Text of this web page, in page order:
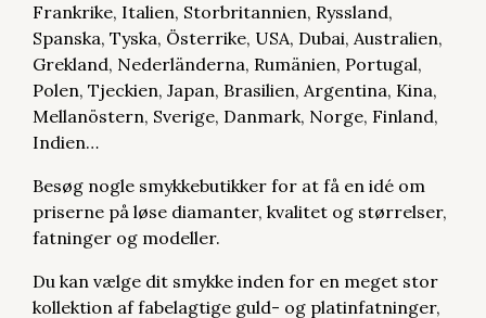
Frankrike, Italien, Storbritannien, Ryssland,
Spanska, Tyska, Österrike, USA, Dubai, Australien,
Grekland, Nederländerna, Rumänien, Portugal,
Polen, Tjeckien, Japan, Brasilien, Argentina, Kina,
Mellanöstern, Sverige, Danmark, Norge, Finland,
Indien…
Besøg nogle smykkebutikker for at få en idé om
priserne på løse diamanter, kvalitet og størrelser,
fatninger og modeller.
Du kan vælge dit smykke inden for en meget stor
kollektion af fabelagtige guld- og platinfatninger,